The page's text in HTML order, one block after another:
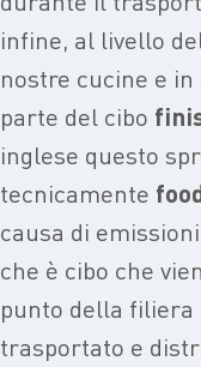
infine, al livello
nostre cucine e
parte del cibo
inglese questo
tecnicamente
causa di
che è cibo che
punto della filiera
trasportato e